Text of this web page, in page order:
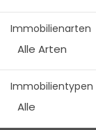
Immobilienarten
Alle Arten
Immobilientypen
Alle